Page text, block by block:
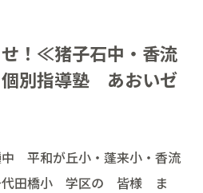
！≪猪子石中・香流
別指導塾 あおいゼ
平和が丘小・蓬来小・香流
代田橋小 学区の 皆様 ま